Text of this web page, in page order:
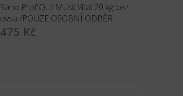
Sano ProEQUI Müsli Vital 20 kg bez
ovsa /POUZE OSOBNÍ ODBĚR
475 Kč